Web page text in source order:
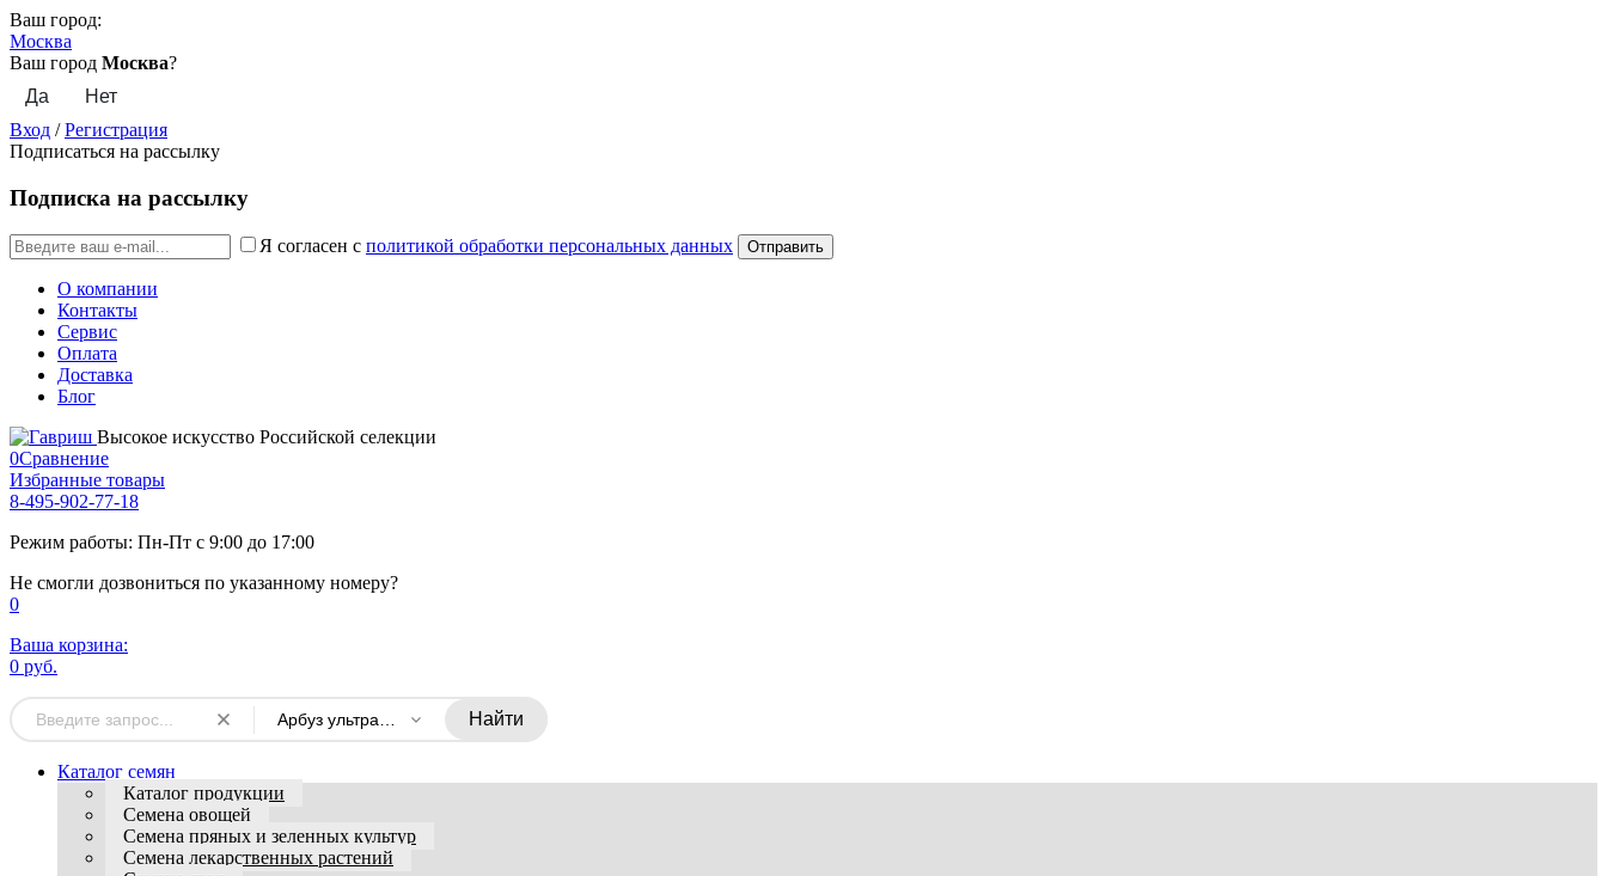
Ваш город:
Москва
Ваш город Москва?
Вход /Регистрация
Подписаться на рассылку
Подписка на рассылку
Я согласен с политикой обработки персональных данных
О компании
Контакты
Сервис
Оплата
Доставка
Блог
Высокое искусство Российской селекции
0Сравнение
Избранные товары
8-495-902-77-18
Режим работы: Пн-Пт с 9:00 до 17:00
Не смогли дозвониться по указанному номеру?
0
Ваша корзина:
0 руб.
Арбуз ультраранний Найти
Каталог семян
Каталог продукции
Семена овощей
Семена пряных и зеленных культур
Семена лекарственных растений